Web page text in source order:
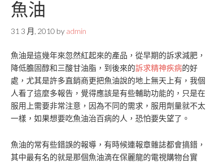
魚油
31 3 月, 2010 by admin
魚油是這幾年來忽然紅起來的產品，從早期的訴求減肥，
降低膽固醇和三酸甘油脂，到後來的訴求精神疾病的好
處，尤其是許多直銷商更把魚油說的地上無天上有，我個
人看了這麼多報告，覺得應該是有些輔助功能的，只是在
服用上需要非常注意，因為不同的需求，服用劑量就不太
一樣，如果想要吃魚油治百病的人，恐怕要失望了。
魚油的常有些錯誤的報導，有時候連報章雜誌都會搞錯，
其中最有名的就是那個魚油滴在保麗龍的電視購物台實